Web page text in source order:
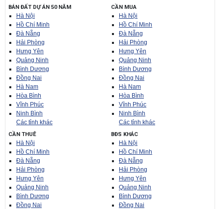
BÁN ĐẤT DỰ ÁN 50 NĂM
Hà Nội
Hồ Chí Minh
Đà Nẵng
Hải Phòng
Hưng Yên
Quảng Ninh
Bình Dương
Đồng Nai
Hà Nam
Hòa Bình
Vĩnh Phúc
Ninh Bình
Các tỉnh khác
CẦN MUA
Hà Nội
Hồ Chí Minh
Đà Nẵng
Hải Phòng
Hưng Yên
Quảng Ninh
Bình Dương
Đồng Nai
Hà Nam
Hòa Bình
Vĩnh Phúc
Ninh Bình
Các tỉnh khác
CẦN THUÊ
Hà Nội
Hồ Chí Minh
Đà Nẵng
Hải Phòng
Hưng Yên
Quảng Ninh
Bình Dương
Đồng Nai
BĐS KHÁC
Hà Nội
Hồ Chí Minh
Đà Nẵng
Hải Phòng
Hưng Yên
Quảng Ninh
Bình Dương
Đồng Nai